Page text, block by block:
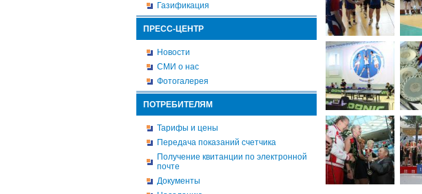
Газификация
ПРЕСС-ЦЕНТР
Новости
СМИ о нас
Фотогалерея
ПОТРЕБИТЕЛЯМ
Тарифы и цены
Передача показаний счетчика
Получение квитанции по электронной
почте
Документы